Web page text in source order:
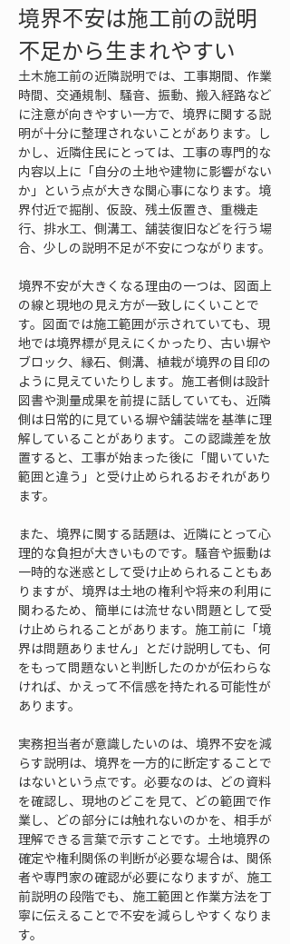
境界不安は施工前の説明
不足から生まれやすい
土木施工前の近隣説明では、工事期間、作業
時間、交通規制、騒音、振動、搬入経路など
に注意が向きやすい一方で、境界に関する説
明が十分に整理されないことがあります。し
かし、近隣住民にとっては、工事の専門的な
内容以上に「自分の土地や建物に影響がない
か」という点が大きな関心事になります。境
界付近で掘削、仮設、残土仮置き、重機走
行、排水工、側溝工、舗装復旧などを行う場
合、少しの説明不足が不安につながります。
境界不安が大きくなる理由の一つは、図面上
の線と現地の見え方が一致しにくいことで
す。図面では施工範囲が示されていても、現
地では境界標が見えにくかったり、古い塀や
ブロック、縁石、側溝、植栽が境界の目印の
ように見えていたりします。施工者側は設計
図書や測量成果を前提に話していても、近隣
側は日常的に見ている塀や舗装端を基準に理
解していることがあります。この認識差を放
置すると、工事が始まった後に「聞いていた
範囲と違う」と受け止められるおそれがあり
ます。
また、境界に関する話題は、近隣にとって心
理的な負担が大きいものです。騒音や振動は
一時的な迷惑として受け止められることもあ
りますが、境界は土地の権利や将来の利用に
関わるため、簡単には流せない問題として受
け止められることがあります。施工前に「境
界は問題ありません」とだけ説明しても、何
をもって問題ないと判断したのかが伝わらな
ければ、かえって不信感を持たれる可能性が
あります。
実務担当者が意識したいのは、境界不安を減
らす説明は、境界を一方的に断定することで
はないという点です。必要なのは、どの資料
を確認し、現地のどこを見て、どの範囲で作
業し、どの部分には触れないのかを、相手が
理解できる言葉で示すことです。土地境界の
確定や権利関係の判断が必要な場合は、関係
者や専門家の確認が必要になりますが、施工
前説明の段階でも、施工範囲と作業方法を丁
寧に伝えることで不安を減らしやすくなりま
す。